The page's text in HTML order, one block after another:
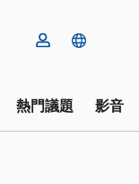
熱門議題 影音